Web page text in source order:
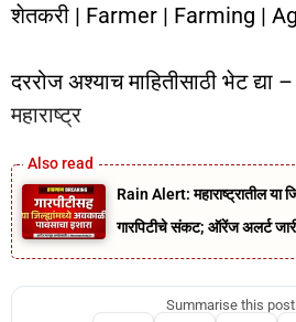
शेतकरी | Farmer | Farming |
दररोज अश्याच माहितीसाठी भेट द्या
महाराष्ट्र
Rain Alert: महाराष्ट्रातील या
गारपिटीचे संकट; ऑरेंज अलर्ट
Summarise this